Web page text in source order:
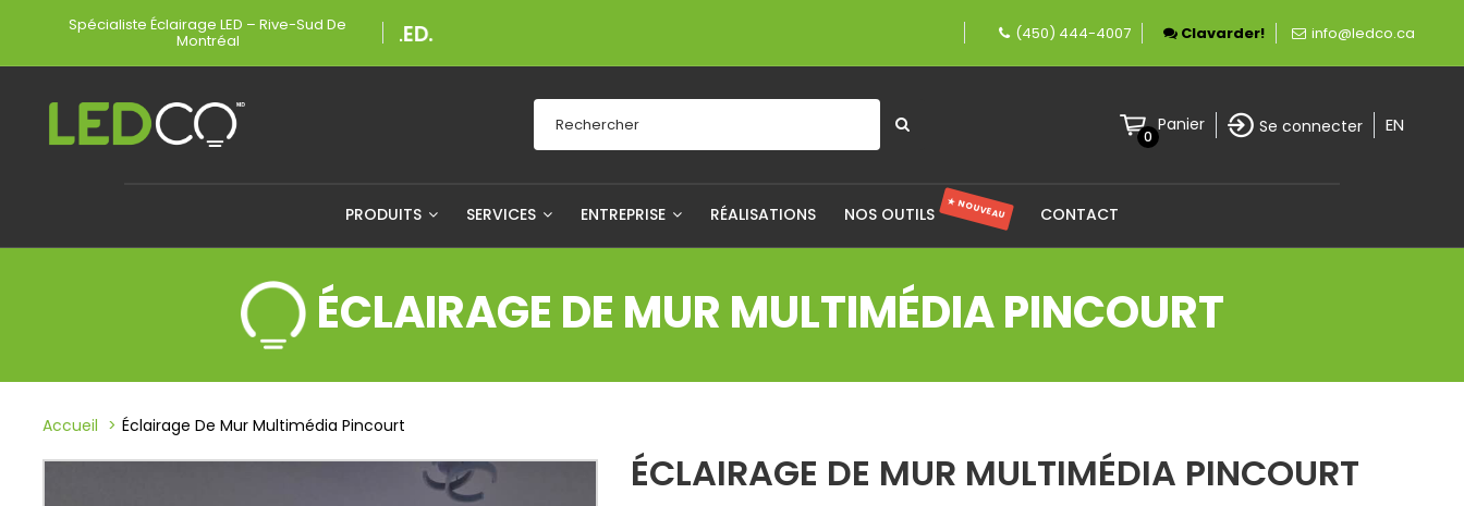
Spécialiste Éclairage LED – Rive-Sud De
Montréal Une entreprise fièrement canadienne spécialisée en éclairage LED.
(450) 444-4007 Clavarder! info@ledco.ca
0
Panier Se connecter EN
PRODUITS SERVICES ENTREPRISE RÉALISATIONS NOS OUTILS ★ NOUVEAU CONTACT
ÉCLAIRAGE DE MUR MULTIMÉDIA PINCOURT
Accueil Éclairage De Mur Multimédia Pincourt
ÉCLAIRAGE DE MUR MULTIMÉDIA PINCOURT